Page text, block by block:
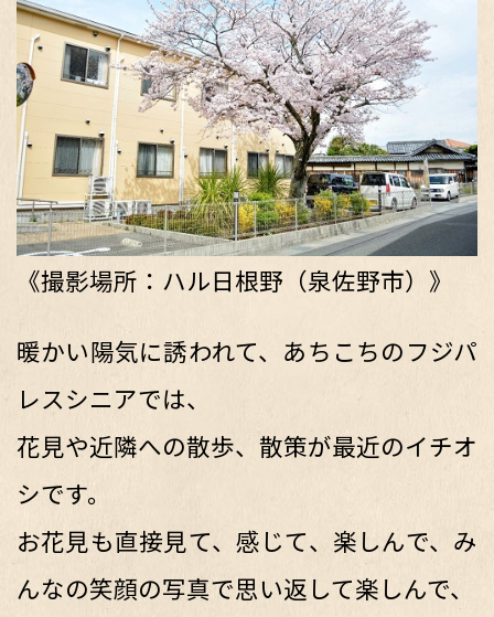
《撮影場所：ハル日根野（泉佐野市）》
暖かい陽気に誘われて、あちこちのフジパ
レスシニアでは、
花見や近隣への散歩、散策が最近のイチオ
シです。
お花見も直接見て、感じて、楽しんで、み
んなの笑顔の写真で思い返して楽しんで、